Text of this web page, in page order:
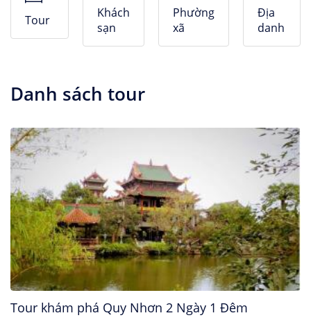
Căn hộ dịch vụ
Tour
Khách
sạn
Phường
xã
Địa
danh
Danh sách tour
Tour khám phá Quy Nhơn 2 Ngày 1 Đêm